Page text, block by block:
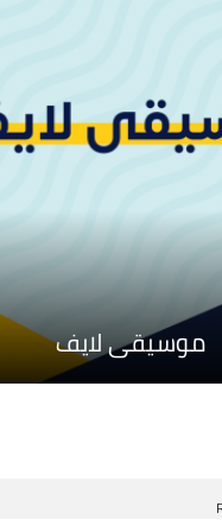
موسيقى لايف
على شاطئ الأثير
روافد